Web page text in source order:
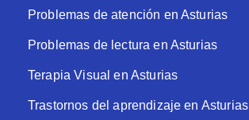
Problemas de atención en Asturias
Problemas de lectura en Asturias
Terapia Visual en Asturias
Trastornos del aprendizaje en Asturias